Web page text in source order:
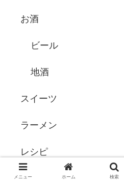
お酒
ビール
地酒
スイーツ
ラーメン
レシピ
東京グルメ
メニュー ホーム 検索